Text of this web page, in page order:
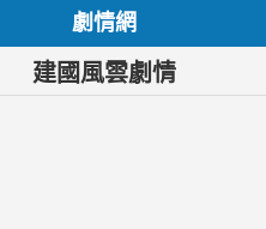
劇情網
建國風雲劇情